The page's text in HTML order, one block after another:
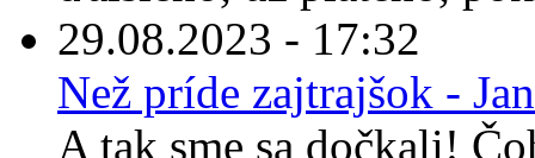
29.08.2023 - 17:32
Než príde zajtrajšok -
A tak sme sa dočkali!